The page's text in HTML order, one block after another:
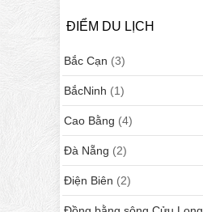
ĐIỂM DU LỊCH
Bắc Cạn (3)
BắcNinh (1)
Cao Bằng (4)
Đà Nẵng (2)
Điện Biên (2)